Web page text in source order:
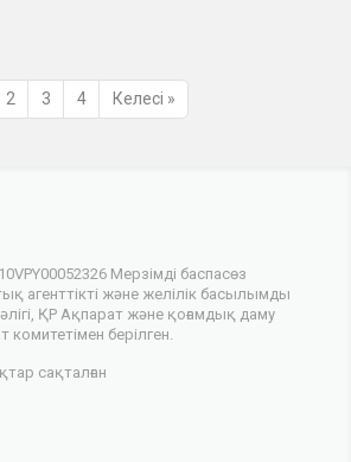
2 3 4 Келесі »
Мерзімді баспасөз
агенттікті және желілік басылымды
ҚР Ақпарат және қоғамдық даму
комитетімен берілген.
сақталған